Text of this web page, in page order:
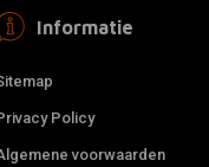
Informatie
Policy
voorwaarden